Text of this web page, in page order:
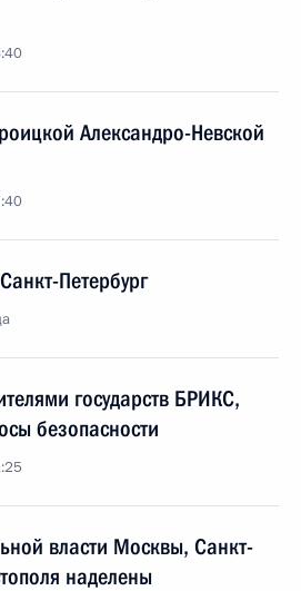
Александро-Невской
Петербург
государств БРИКС,
безопасности
власти Москвы, Санкт-
наделены